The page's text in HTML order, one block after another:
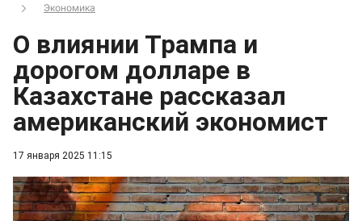
Экономика
17 января 2025 11:15
О влиянии Трампа и
дорогом долларе в
Казахстане рассказал
американский экономист